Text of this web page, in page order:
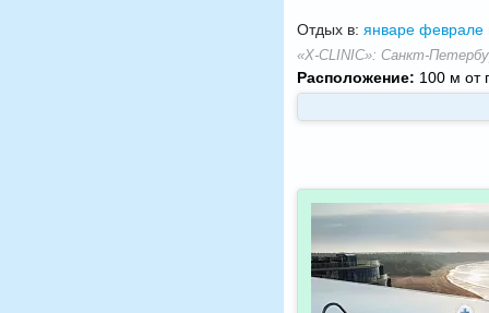
Отдых в: январе феврале
«X-CLINIC»: Санкт-
Расположение: 100 м от